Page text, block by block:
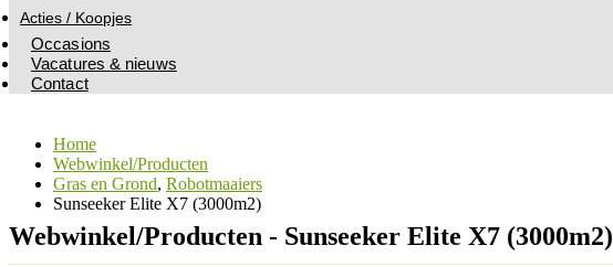
Acties / Koopjes
Occasions
Vacatures & nieuws
Contact
Home
Webwinkel/Producten
Gras en Grond, Robotmaaiers
Sunseeker Elite X7 (3000m2)
Webwinkel/Producten - Sunseeker Elite X7 (3000m2)